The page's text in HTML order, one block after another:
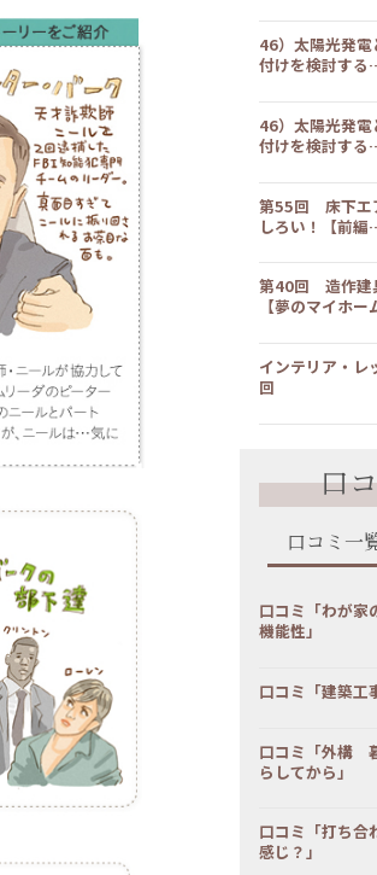
46）太陽光発
付けを検討する
46）太陽光発
付けを検討する
第55回 床下エ
しろい！【前編
第40回 造作建
【夢のマイホ
インテリア・
回
口
口コミ一
口コミ「わが
機能性」
口コミ「建築工
口コミ「外構
らしてから」
口コミ「打ち合
感じ？」